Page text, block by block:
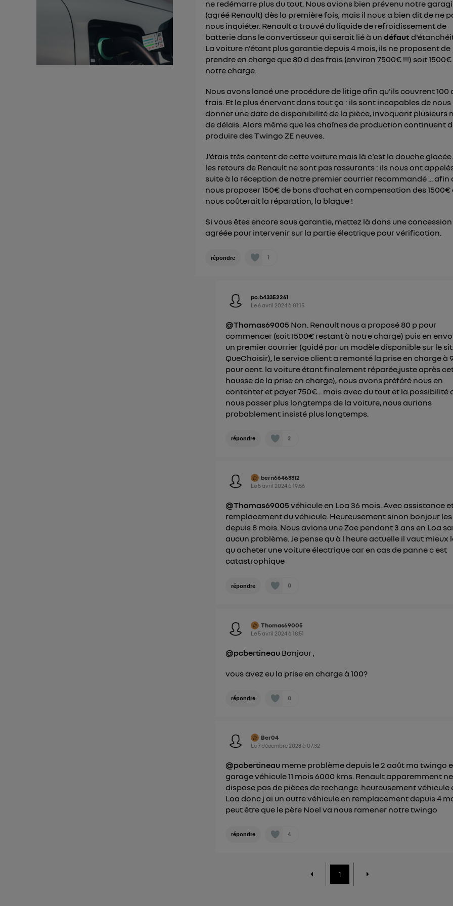
ne redémarre plus du tout. Nous avions bien prévenu notre
(agréé Renault) dès la première fois, mais il nous a bien dit de ne
nous inquiéter. Renault a trouvé du liquide de refroidissement de
batterie dans le convertisseur qui serait lié à undéfaut
La voiture n'étant plus garantie depuis 4 mois, ils ne proposent de
prendre en charge que 80 d des frais (environ 7500€ !!!) soit 1500€
notre charge.
Nous avons lancé une procédure de litige afin qu'ils couvrent 100
frais. Et le plus énervant dans tout ça : ils sont incapables de nous
donner une date de disponibilité de la pièce, invoquant plusieurs
de délais. Alors même que les chaînes de production continuent
produire des Twingo ZE neuves.
J'étais très content de cette voiture mais là c'est la douche
les retours de Renault ne sont pas rassurants : ils nous ont
suite à la réception de notre premier courrier recommandé ... afin
nous proposer 150€ de bons d'achat en compensation des 1500€
nous coûterait la réparation, la blague !
Si vous êtes encore sous garantie, mettez là dans une concession
agréée pour intervenir sur la partie électrique pour vérification.
répondre 1
pc.b43352261
Le6 avril 2024à 01:15
@Thomas69005 Non. Renault nous a proposé 80 p pour
commencer (soit 1500€ restant à notre charge) puis en
un premier courrier (guidé par un modèle disponible sur le
QueChoisir), le service client a remonté la prise en charge à
pour cent. la voiture étant finalement réparée,juste après
hausse de la prise en charge), nous avons préféré nous en
contenter et payer 750€... mais avec du tout et la possibilité
nous passer plus longtemps de la voiture, nous aurions
probablement insisté plus longtemps.
répondre 2
bern66463312
Le 5 avril 2024à19:56
@Thomas69005véhicule en Loa 36 mois. Avec assistance
remplacement du véhicule. Heureusement sinon bonjour
depuis 8 mois. Nous avions une Zoe pendant 3 ans en Loa
aucun problème. Je pense qu à l heure actuelle il vaut mieux
qu acheter une voiture électrique car en cas de panne c est
catastrophique
répondre 0
Thomas69005
Le 5 avril 2024à18:51
@pcbertineau Bonjour ,
vous avez eu la prise en charge à 100?
répondre 0
Ber04
Le7 décembre 2023 à 07:32
@pcbertineau meme problème depuis le 2 août ma twingo
garage véhicule 11 mois 6000 kms. Renault apparemment ne
dispose pas de pièces de rechange .heureusement véhicule
Loa donc j ai un autre véhicule en remplacement depuis 4
peut être que le père Noel va nous ramener notre twingo
répondre 4
1
mobile.
Vous pouvez à tout moment retirer ce consentement surle portail
") ou via la page « gérer Utiq » en bas de ce site.
d'informations, veuillez consulterla Politique d'information sur les
personnelles d'Utiq.